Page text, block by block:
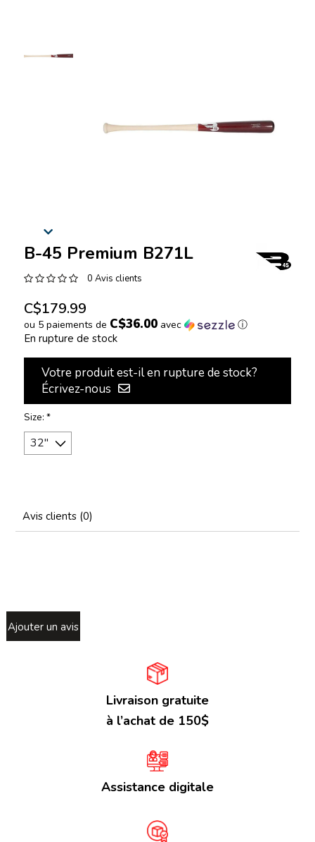
B-45 Premium B271L
0 Avis clients
C$179.99
ou 5 paiements de C$36.00avec ⓘ
En rupture de stock
Votre produit est-il en rupture de stock?
Écrivez-nous
Size: *
Avis clients (0)
Ajouter un avis
Livraison gratuite
à l’achat de 150$
Assistance digitale